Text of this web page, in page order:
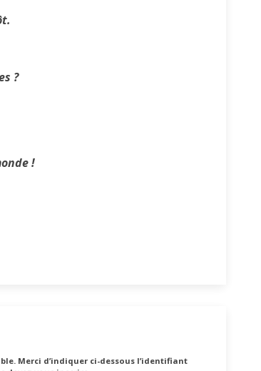
?
!
Merci d’indiquer ci-dessous l’identifiant